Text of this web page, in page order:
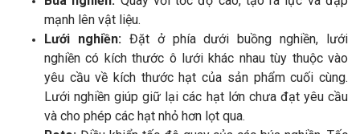
mạnh lên vật liệu.
Lưới nghiền:Đặt ở phía dưới buồng nghiền, lưới
nghiền có kích thước ô lưới khác nhau tùy thuộc vào
yêu cầu về kích thước hạt của sản phẩm cuối cùng.
Lưới nghiền giúp giữ lại các hạt lớn chưa đạt yêu cầu
và cho phép các hạt nhỏ hơn lọt qua.